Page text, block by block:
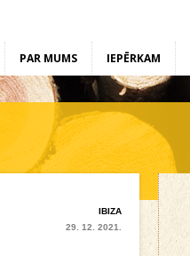
PAR MUMS IEPĒRKAM
IBIZA
29. 12. 2021.